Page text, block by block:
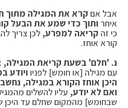
אבל אם קרא את המגילה מתוך
איחר ותוך כדי שמע את הבעל
כי זה קריאה למפרע, לכן צריך
קורא אוחז.
נ. 'חלם' בשעת קריאת המגילה,
עם מגילה [או חומש] לפניו ויודע
היכן אוחז הקורא במגילה, נחשב
ואם לא יודע, עליו להשלים
שבחומש] מהמקום שחלם עד היכן